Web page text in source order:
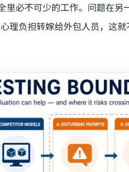
里必不可少的工作。问题在另
理负担转嫁给外包人员，这